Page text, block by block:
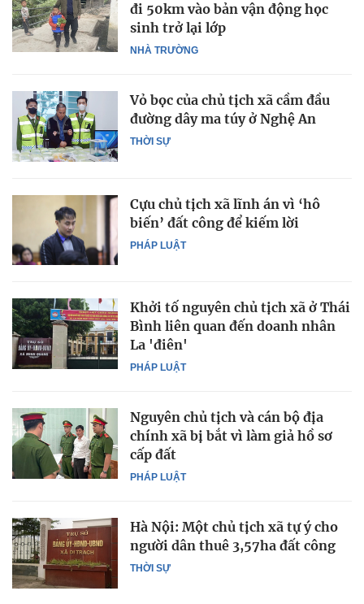
NHÀ TRƯỜNG
đi 50km vào bản vận động học
sinh trở lại lớp
THỜI SỰ
Vỏ bọc của chủ tịch xã cầm đầu
đường dây ma túy ở Nghệ An
PHÁP LUẬT
Cựu chủ tịch xã lĩnh án vì ‘hô
biến’ đất công để kiếm lời
PHÁP LUẬT
Khởi tố nguyên chủ tịch xã ở Thái
Bình liên quan đến doanh nhân
La 'điên'
PHÁP LUẬT
Nguyên chủ tịch và cán bộ địa
chính xã bị bắt vì làm giả hồ sơ
cấp đất
THỜI SỰ
Hà Nội: Một chủ tịch xã tự ý cho
người dân thuê 3,57ha đất công